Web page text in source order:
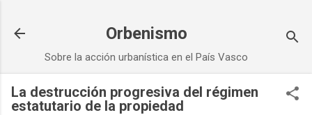
Orbenismo
Sobre la acción urbanística en el País Vasco
La destrucción progresiva del régimen
estatutario de la propiedad